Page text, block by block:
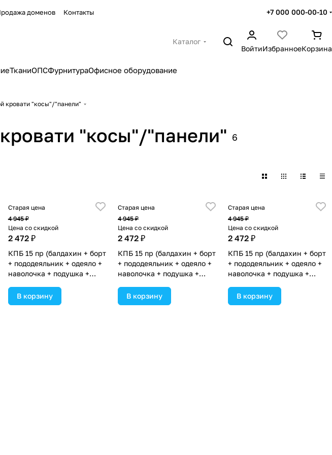
доменов Контакты +7 000 000-00-10
Каталог
ВойтиИзбранноеКорзина
ТканиОПСФурнитураОфисное оборудование
кровати "косы"/"панели"
"косы"/"панели" 6
Старая цена
4 945 ₽
Цена со скидкой
2 472 ₽
КПБ 15 пр (балдахин + борт
+ пододеяльник + одеяло +
наволочка + подушка +
(№1163-0-1П_04) цвета в
ассортименте.
В корзину
Старая цена
4 945 ₽
Цена со скидкой
2 472 ₽
КПБ 15 пр (балдахин + борт
+ пододеяльник + одеяло +
наволочка + подушка +
(№1163-0-1П_03) цвета в
ассортименте.
В корзину
Старая цена
4 945 ₽
Цена со скидкой
2 472 ₽
КПБ 15 пр (балдахин + борт
+ пододеяльник + одеяло +
наволочка + подушка +
(№1163-0-1П_06) цвета в
ассортименте.
В корзину